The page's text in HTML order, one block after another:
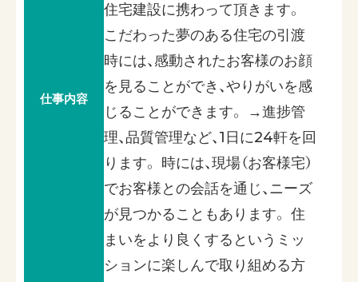
仕事内容
住宅建設に携わって頂きます。
こだわった夢のある住宅の引渡
時には、感動されたお客様のお顔
を見ることができ、やりがいを感
じることができます。 →進捗管
理、品質管理など、1日に24軒を回
ります。 時には、現場（お客様宅）
でお客様との会話を通じ、ニーズ
が見つかることもあります。 住
まいをより良くするというミッ
ションに楽しんで取り組める方